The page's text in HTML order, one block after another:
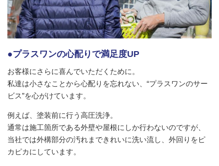
●プラスワンの心配りで満足度UP
お客様にさらに喜んでいただくために。
私達は小さなことから心配りを忘れない、“プラスワンのサー
ビス”を心がけています。
例えば、塗装前に行う高圧洗浄。
通常は施工箇所である外壁や屋根にしか行わないのですが、
当社では外構部分の汚れまできれいに洗い流し、外回りをピ
カピカにしています。